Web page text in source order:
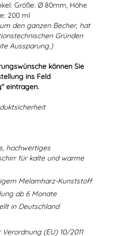
Größe: Ø 80mm, Höhe
200 ml
den ganzen Becher, hat
Gründen
Aussparung.)
können Sie
ins Feld
eintragen.
hochwertiges
für kalte und warme
Melamharz-Kunststoff
ab 6 Monate
in Deutschland
(EU) 10/2011